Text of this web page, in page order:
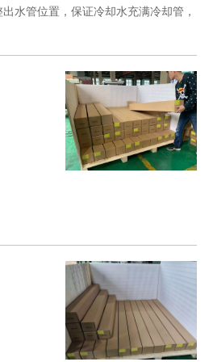
水管位置，保证冷却水充满冷却管，